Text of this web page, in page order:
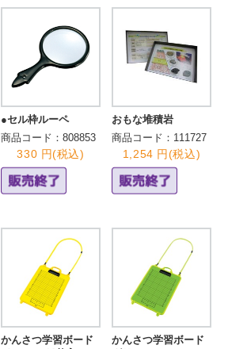
●セル枠ルーペ
商品コード：808853
330 円(税込)
おもな堆積岩
商品コード：111727
1,254 円(税込)
かんさつ学習ボード
かんさつ学習ボード